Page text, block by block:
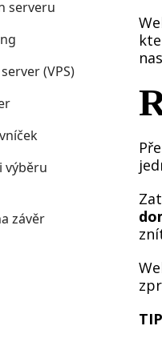
serveru
(VPS)
výběru
závěr